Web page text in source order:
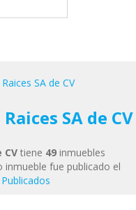
SA de CV
CV tiene 49 inmuebles
inmueble fue publicado el